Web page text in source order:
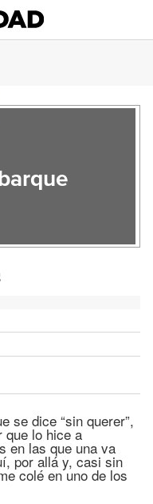
se dice “sin querer”,
que lo hice a
en las que una va
por allá y, casi sin
colé en uno de los